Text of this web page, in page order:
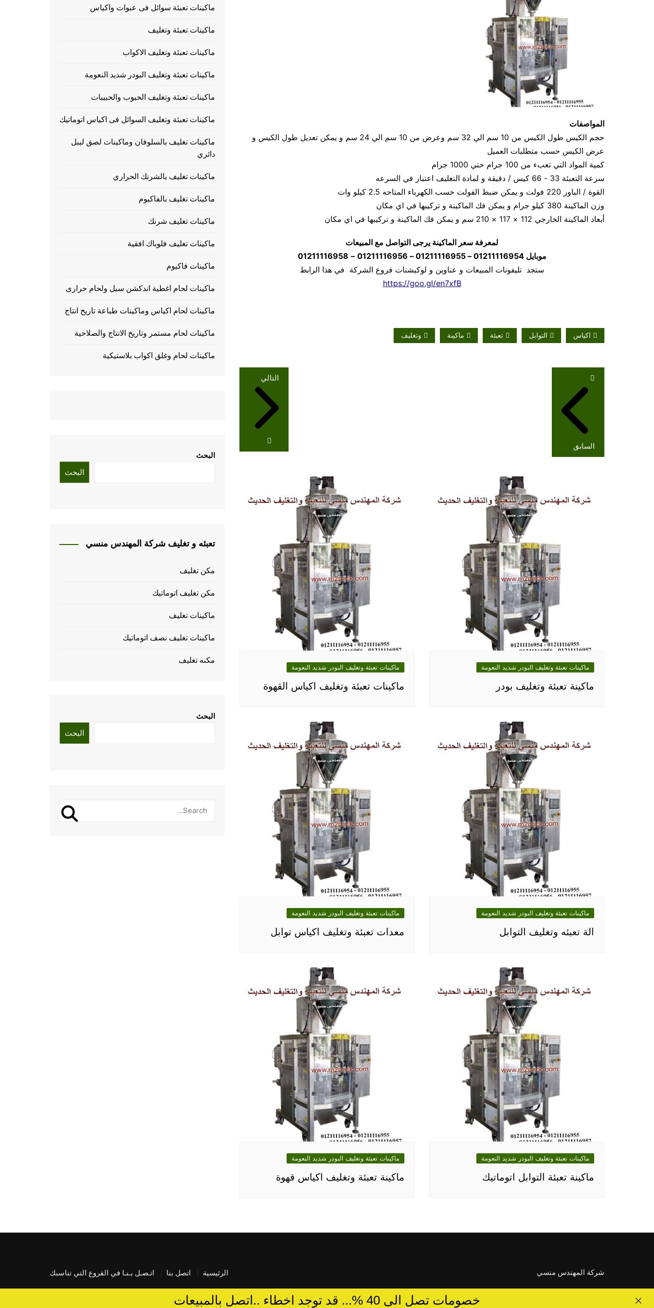
المواصفات
حجم الكيس طول الكيس من 10 سم الي 32 سم وعرض من 10 سم الي 24 سم و يمكن تعديل طول الكيس و
‏عرض الكيس حسب متطلبات العميل
كمية المواد التي تعبء من 100 جرام حتي 1000 جرام
سرعة التعبئة ‎ 33‎‏- ‏‎66‎‏ كيس / دقيقة و لمادة التغليف اعتبار في السرعه
القوة / الباور ‏220 فولت و يمكن ضبط الفولت حسب الكهرباء المتاحه 2.5 كيلو وات
وزن الماكينة ‏380 كيلو جرام و يمكن فك الماكينة و تركيبها في اي مكان
أبعاد الماكينة الخارجي ‏112 × 117 × 210 سم و يمكن فك الماكينة و تركيبها في اي مكان
لمعرفة سعر الماكينة يرجى التواصل مع المبيعات
موبايل01211116954 – 01211116955 – 01211116956
–
01211116958
ستجد تليفونات المبيعات و عناوين و لوكيشنات فروع الشركة في هذا الرابط
https://goo.gl/en7xfB
اكياس التوابل تعبئة ماكينة وتغليف
تصفّح
المقالات
السابق
التالي
ماكينات تعبئة وتغليف البودر شديد النعومة
ماكينة تعبئة وتغليف بودر
ماكينات تعبئة وتغليف البودر شديد النعومة
ماكينات تعبئة وتغليف اكياس القهوة
ماكينات تعبئة وتغليف البودر شديد النعومة
الة تعبئه وتغليف التوابل
ماكينات تعبئة وتغليف البودر شديد النعومة
معدات تعبئة وتغليف اكياس توابل
ماكينات تعبئة وتغليف البودر شديد النعومة
ماكينة تعبئة التوابل اتوماتيك
ماكينات تعبئة وتغليف البودر شديد النعومة
ماكينة تعبئة وتغليف اكياس قهوة
ماكينات تعبئة سوائل فى عبوات واكياس
ماكينات تعبئة وتغليف
ماكينات تعبئة وتغليف الاكواب
ماكينات تعبئة وتغليف البودر شديد النعومة
ماكينات تعبئة وتغليف الحبوب والحبيبات
ماكينات تعبئة وتغليف السوائل فى اكياس اتوماتيك
ماكينات تغليف بالسلوفان وماكينات لصق ليبل
دائري
ماكينات تغليف بالشرنك الحراري
ماكينات تغليف بالفاكيوم
ماكينات تغليف شرنك
ماكينات تغليف فلوباك افقية
ماكينات فاكيوم
ماكينات لحام اغطية اندكشن سيل ولحام حرارى
ماكينات لحام اكياس وماكينات طباعة تاريخ انتاج
ماكينات لحام مستمر وتاريخ الانتاج والصلاحية
ماكينات لحام وغلق اكواب بلاستيكية
البحث
البحث
تعبئه و تغليف شركة المهندس منسي
مكن تغليف
مكن تغليف اتوماتيك
ماكينات تغليف
ماكينات تغليف نصف اتوماتيك
مكنه تغليف
البحث
البحث
شركة المهندس منسي الرئيسية اتصل بنا اتـصـل بـنـا في الفروع التي تناسبك
خصومات تصل الى 40 %... قد توجد اخطاء ..اتصل بالمبيعات